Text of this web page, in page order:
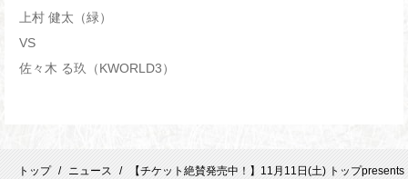
上村 健太（緑）
VS
佐々木 る玖（KWORLD3）
トップ / ニュース / 【チケット絶賛発売中！】11月11日(土) トップ